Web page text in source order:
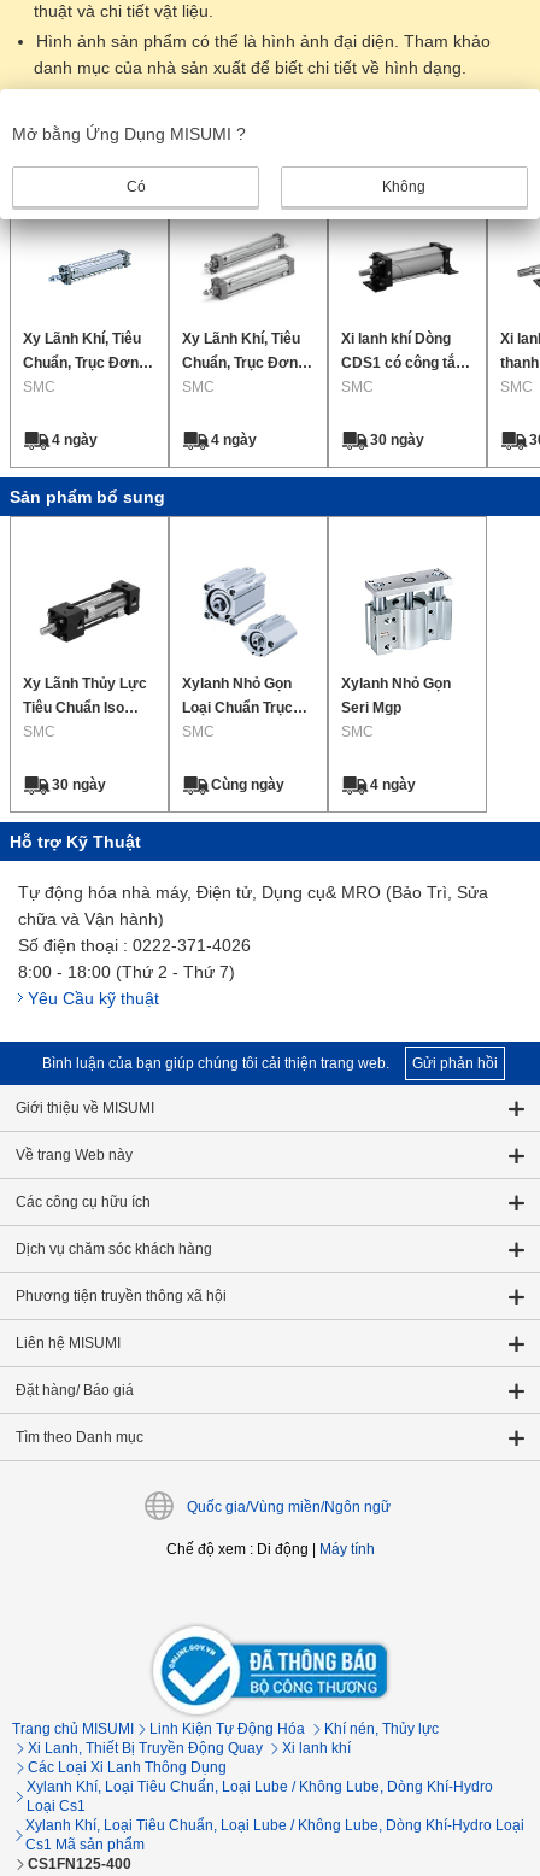
thuật và chi tiết vật liệu.
Hình ảnh sản phẩm có thể là hình ảnh đại diện. Tham khảo
danh mục của nhà sản xuất để biết chi tiết về hình dạng.​
Xy Lãnh Khí, Tiêu
Chuẩn, Trục Đơn 2
Chiều Seri Ca2
SMC
4 ngày
Xy Lãnh Khí, Tiêu
Chuẩn, Trục Đơn 2
Chiều Seri Mb
SMC
4 ngày
Xi lanh khí Dòng
CDS1 có công tắc
tự động
SMC
30 ngày
Xi
trơn,
SMC
Sản phẩm bổ sung
Xy Lãnh Thủy Lực
Tiêu Chuẩn Iso
Dòng Chsg
SMC
30 ngày
Xylanh Nhỏ Gọn
Loại Chuẩn Trục
Đơn 2 Chiều Dòng
SMC
Cùng ngày
Xylanh Nhỏ Gọn
Seri Mgp
SMC
4 ngày
Hỗ trợ Kỹ Thuật
Tự động hóa nhà máy, Điện tử, Dụng cụ& MRO (Bảo Trì, Sửa
chữa và Vận hành)
Số điện thoại : 0222-371-4026
8:00 - 18:00 (Thứ 2 - Thứ 7)
Yêu Cầu kỹ thuật
Bình luận của bạn giúp chúng tôi cải thiện trang web. Gửi phản hồi
Giới thiệu về MISUMI
Về trang Web này
Các công cụ hữu ích
Dịch vụ chăm sóc khách hàng
Phương tiện truyền thông xã hội
Liên hệ MISUMI
Đặt hàng/ Báo giá
Tìm theo Danh mục
Quốc gia/Vùng miền/Ngôn ngữ
Chế độ xem: Di động Máy tính
Trang chủ MISUMI Linh Kiện Tự Động Hóa
Khí nén, Thủy lực
Xi Lanh, Thiết Bị Truyền Động Quay
Xi lanh khí
Các Loại Xi Lanh Thông Dụng
Xylanh Khí, Loại Tiêu Chuẩn, Loại Lube / Không Lube, Dòng Khí-Hydro
Loại Cs1
Xylanh Khí, Loại Tiêu Chuẩn, Loại Lube / Không Lube, Dòng Khí-Hydro Loại
Cs1 Mã sản phẩm
CS1FN125-400
Mở bằng Ứng Dụng MISUMI ?
Có Không